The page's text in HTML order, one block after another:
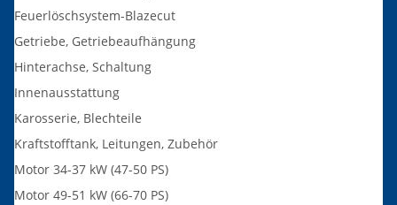
Feuerlöschsystem-Blazecut
Getriebe, Getriebeaufhängung
Hinterachse, Schaltung
Innenausstattung
Karosserie, Blechteile
Kraftstofftank, Leitungen, Zubehör
Motor 34-37 kW (47-50 PS)
Motor 49-51 kW (66-70 PS)